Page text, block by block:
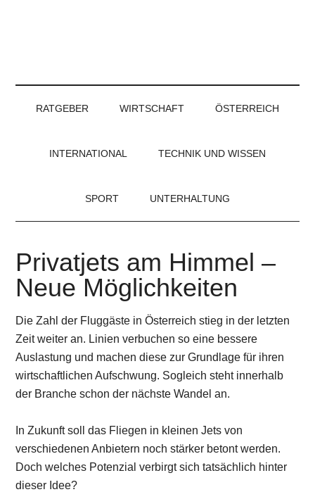
RATGEBER WIRTSCHAFT ÖSTERREICH
INTERNATIONAL TECHNIK UND WISSEN
SPORT UNTERHALTUNG
Privatjets am Himmel –
Neue Möglichkeiten
Die Zahl der Fluggäste in Österreich stieg in der letzten
Zeit weiter an. Linien verbuchen so eine bessere
Auslastung und machen diese zur Grundlage für ihren
wirtschaftlichen Aufschwung. Sogleich steht innerhalb
der Branche schon der nächste Wandel an.
In Zukunft soll das Fliegen in kleinen Jets von
verschiedenen Anbietern noch stärker betont werden.
Doch welches Potenzial verbirgt sich tatsächlich hinter
dieser Idee?